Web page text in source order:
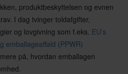
produktbeskyttelsen og evnen
I dag tvinger toldafgifter,
og lovgivning som f.eks. EU’s
emballageaffald (PPWR)
på, hvordan emballagen